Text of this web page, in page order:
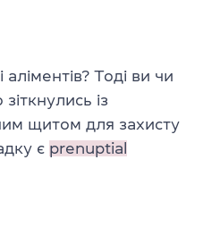
Тоді ви чи
із
щитом для захисту
є prenuptial